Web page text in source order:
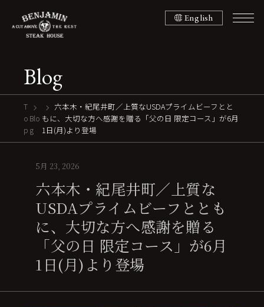
English
Blog
T
o
p
Blo
g
六本木・紀尾井町／上質なUSDAプライムビーフとと
もに、大切な方へ感謝を贈る「父の日 限定コース」が6月
1日(月)より登場
5月 23, 2026
六本木・紀尾井町／上質な
USDAプライムビーフととも
に、大切な方へ感謝を贈る
「父の日 限定コース」が6月
1日(月)より登場